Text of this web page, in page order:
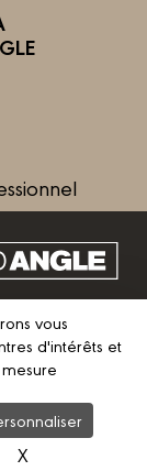
d’utilisation
vous
d'intérêts et
X